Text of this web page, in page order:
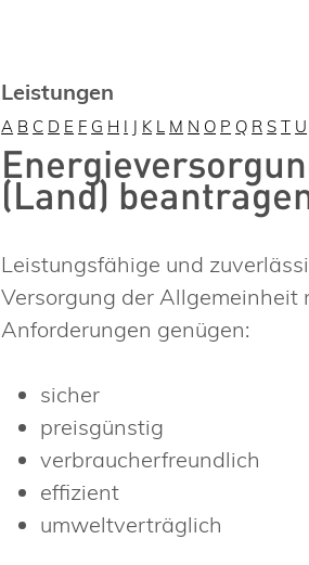
Leistungen
A B C D E F G H I J K L M N O P Q R S T U
(Land)
Leistungsfähige und
Versorgung der Allgemeinheit
Anforderungen genügen:
sicher
preisgünstig
verbraucherfreundlich
effizient
umweltverträglich